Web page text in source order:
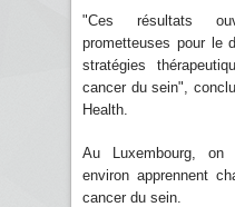
"Ces résultats
prometteuses pour le
stratégies
cancer du sein",
Health.
Au Luxembourg,
environ apprennent
cancer du sein.